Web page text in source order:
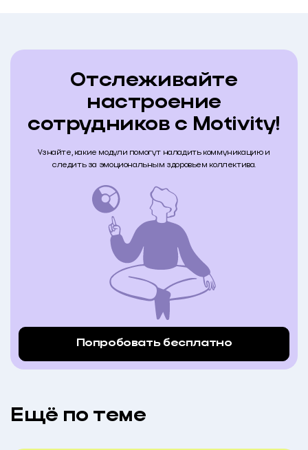
Отслеживайте
настроение
сотрудников с Motivity!
Узнайте, какие модули помогут наладить коммуникацию и
следить за эмоциональным здоровьем коллектива.
Попробовать бесплатно
Eщё по теме